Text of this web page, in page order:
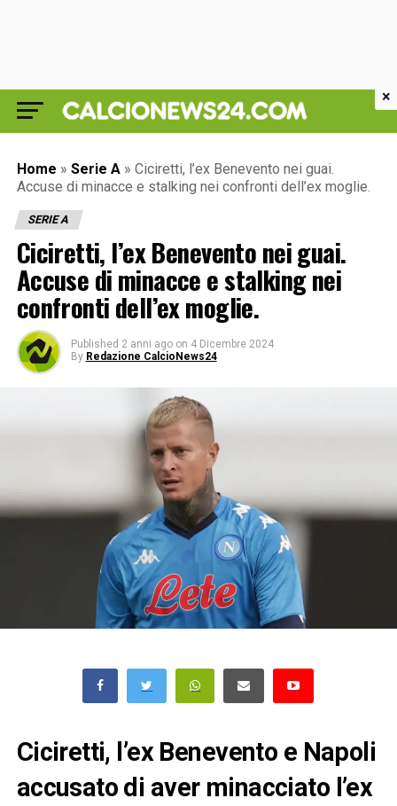
Home » Serie A » Ciciretti, l’ex Benevento nei guai.
Accuse di minacce e stalking nei confronti dell’ex moglie.
SERIE A
Ciciretti, l’ex Benevento nei guai.
Accuse di minacce e stalking nei
confronti dell’ex moglie.
Published 2 anni ago on 4 Dicembre 2024
By Redazione CalcioNews24
Ciciretti, l’ex Benevento e Napoli
accusato di aver minacciato l’ex
×